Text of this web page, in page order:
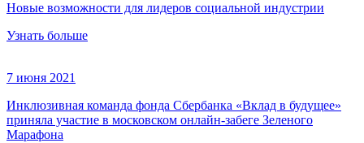
Новые возможности для лидеров социальной индустрии
Узнать больше
7 июня 2021
Инклюзивная команда фонда Сбербанка «Вклад в будущее»
приняла участие в московском онлайн-забеге Зеленого
Марафона